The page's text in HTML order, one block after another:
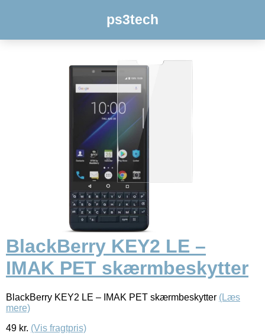
ps3tech
BlackBerry KEY2 LE –
IMAK PET skærmbeskytter
BlackBerry KEY2 LE – IMAK PET skærmbeskytter (Læs
mere)
49 kr. (Vis fragtpris)